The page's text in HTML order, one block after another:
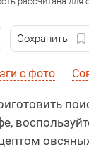
Сохранить
с фото